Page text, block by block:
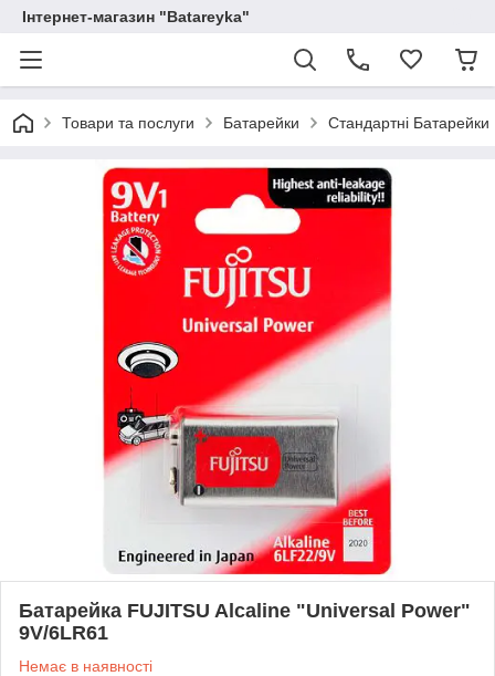
Інтернет-магазин "Batareyka"
Товари та послуги Батарейки Стандартні Батарейки
Батарейка FUJITSU Alcaline "Universal Power"
9V/6LR61
Немає в наявності